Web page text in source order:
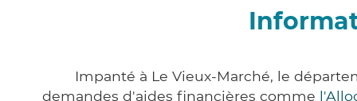
Impanté à Le Vieux-Marché, le
demandes d'aides financières comme